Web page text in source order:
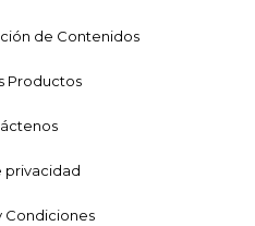
de Contenidos
Productos
privacidad
Condiciones